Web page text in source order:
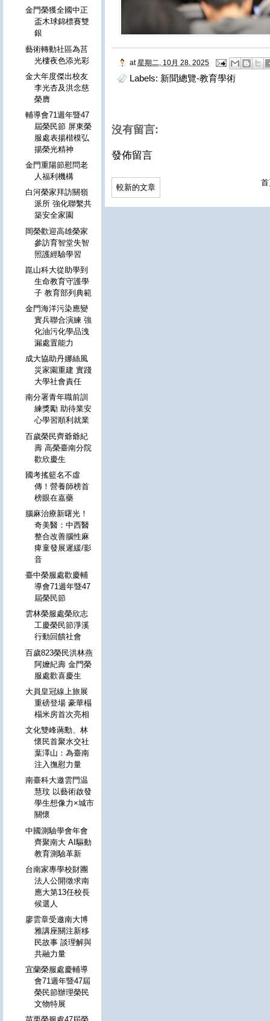
at 星期二, 10月 28, 2025
Labels: 新聞總覽-教育學術
沒有留言:
發佈留言
較新的文章
金門榮獲全國中正
盃木球錦標賽雙
銀
藝術轉動社區為莒
光樓夜色添光彩
金大年度傑出校友
李光杏及洪念慈
榮膺
輔導會71週年暨47
屆榮民節 屏東榮
服處表揚楷模弘
揚榮光精神
金門重陽節慰問老
人福利機構
白河榮家拜訪關嶺
派所 強化聯繫共
築安全家園
岡榮歡迎高雄榮家
參訪育智堂失智
照護經驗學習
崑山科大從助學到
生命教育守護學
子 教育部列典範
金門海洋污染應變
實兵聯合演練 強
化油污化學品洩
漏處置能力
成大協助丹娜絲風
災家園重建 實踐
大學社會責任
南分署青年職前訓
練獎勵 助待業安
心學習順利就業
百歲榮民齊爺爺紀
壽 高榮臺南分院
歡欣慶生
國考搖籃名不虛
傳！營養師榜首
榜眼在嘉藥
腦麻治療新曙光！
奇美醫：中西醫
整合改善腦性麻
痺童發展遲緩/影
音
臺中榮服處歡慶輔
導會71週年暨47
屆榮民節
雲林榮服處榮欣志
工慶榮民節淨溪
行動回饋社會
百歲823榮民洪林燕
阿嬤紀壽 金門榮
服處歡喜慶生
大員皇冠線上旅展
重磅登場 豪華榻
榻米房首次亮相
文化雙峰蔣勳、林
懷民首聚水交社
葉澤山：為臺南
注入撫慰力量
南臺科大邀雲門温
慧玟 以藝術啟發
學生想像力×城市
關懷
中國測驗學會年會
齊聚南大 AI驅動
教育測驗革新
台南家專學校財團
法人公開徵求南
應大第13任校長
候選人
廖雲章受邀南大博
雅講座關注新移
民故事 談理解與
共融力量
宜蘭榮服處慶輔導
會71週年暨47屆
榮民節辦理榮民
文物特展